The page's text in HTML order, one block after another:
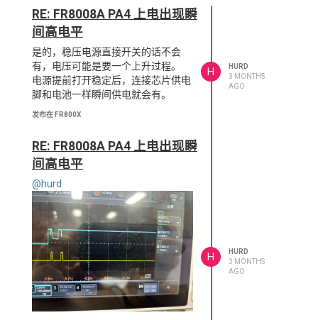
RE: FR8008A PA4 上电出现瞬
间高电平
是的，稳压电源直接开关的话不会
有，电压可能是要一个上升过程。
电源提前打开稳定后，连接芯片供电
脚和电池一样瞬间供电就会有。
发布在 FR800X
H
HURD
3 MONTHS
AGO
RE: FR8008A PA4 上电出现瞬
间高电平
@hurd
H
HURD
3 MONTHS
AGO